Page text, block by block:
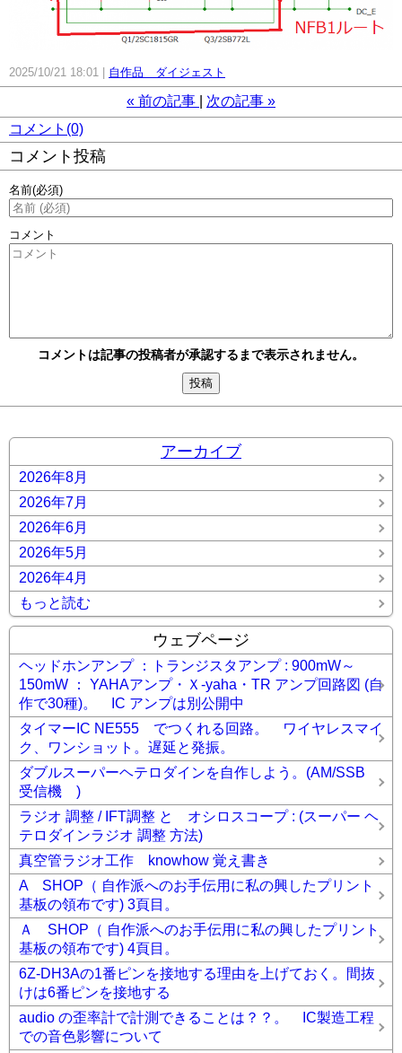
2025/10/21 18:01 自作品 ダイジェスト
« 前の記事 次の記事 »
コメント(0)
コメント投稿
名前(必須)
コメント
コメントは記事の投稿者が承認するまで表示されません。
アーカイブ
2026年8月
2026年7月
2026年6月
2026年5月
2026年4月
もっと読む
ウェブページ
ヘッドホンアンプ ：トランジスタアンプ : 900mW～
150mW ： YAHAアンプ・Ｘ-yaha・TR アンプ回路図 (自
作で30種)。 IC アンプは別公開中
タイマーIC NE555 でつくれる回路。 ワイヤレスマイ
ク、ワンショット。遅延と発振。
ダブルスーパーヘテロダインを自作しよう。(AM/SSB
受信機 )
ラジオ 調整 / IFT調整 と オシロスコープ : (スーパー ヘ
テロダインラジオ 調整 方法)
真空管ラジオ工作 knowhow 覚え書き
A SHOP（ 自作派へのお手伝用に私の興したプリント
基板の領布です) 3頁目。
Ａ SHOP（ 自作派へのお手伝用に私の興したプリント
基板の領布です) 4頁目。
6Z-DH3Aの1番ピンを接地する理由を上げておく。間抜
けは6番ピンを接地する
audio の歪率計で計測できることは？？。 IC製造工程
での音色影響について